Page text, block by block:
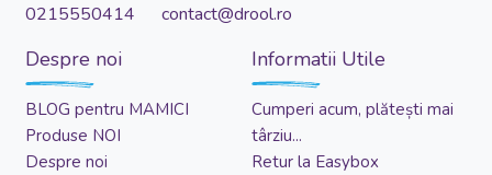
0215550414 contact@drool.ro
Despre noi
BLOG pentru MAMICI
Produse NOI
Despre noi
Informatii Utile
Cumperi acum, plătești mai
târziu...
Retur la Easybox